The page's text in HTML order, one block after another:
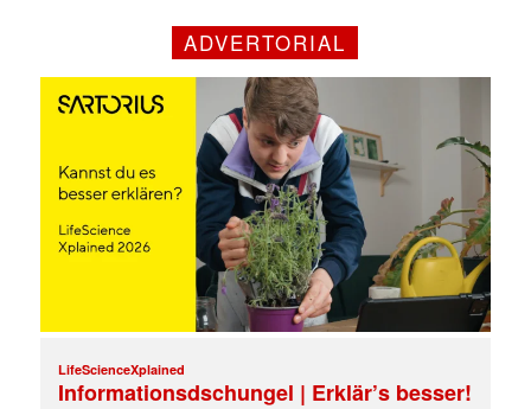
ADVERTORIAL
LifeScienceXplained
Informationsdschungel | Erklär’s besser!